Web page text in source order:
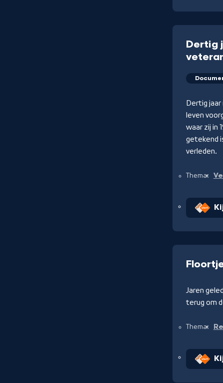
Dertig
Dertig
leven
waar zij in
getekend
verleden.
Thema:
Jaren
terug om
Thema: